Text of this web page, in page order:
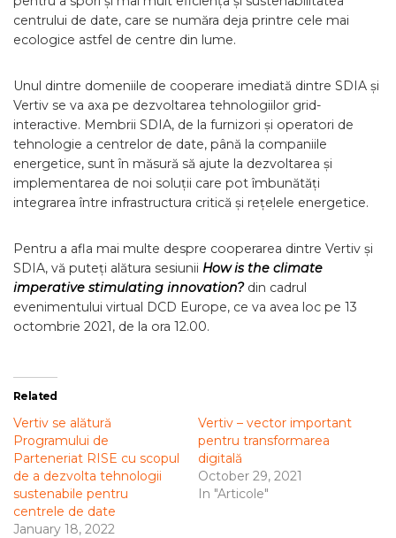
centrului de date, care se număra deja printre cele mai
ecologice astfel de centre din lume.
Unul dintre domeniile de cooperare imediată dintre SDIA și
Vertiv se va axa pe dezvoltarea tehnologiilor grid-
interactive. Membrii SDIA, de la furnizori și operatori de
tehnologie a centrelor de date, până la companiile
energetice, sunt în măsură să ajute la dezvoltarea și
implementarea de noi soluții care pot îmbunătăți
integrarea între infrastructura critică și rețelele energetice.
Pentru a afla mai multe despre cooperarea dintre Vertiv și
SDIA, vă puteți alătura sesiunii How is the climate
imperative stimulating innovation?din cadrul
evenimentului virtual DCD Europe, ce va avea loc pe 13
octombrie 2021, de la ora 12.00.
Related
Vertiv se alătură
Programului de
Parteneriat RISE cu scopul
de a dezvolta tehnologii
sustenabile pentru
centrele de date
January 18, 2022
Vertiv – vector important
pentru transformarea
digitală
October 29, 2021
In "Articole"